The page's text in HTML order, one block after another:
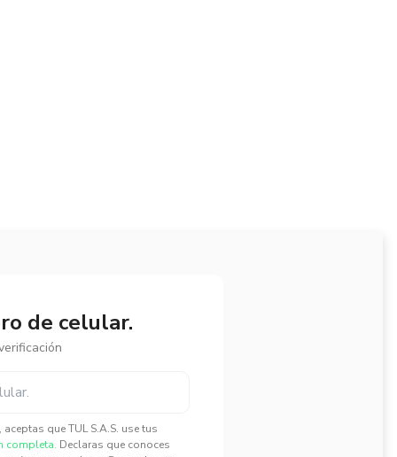
de celular.
que TUL S.A.S. use tus
completa. Declaras que conoces